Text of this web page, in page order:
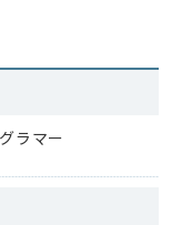
ラマー